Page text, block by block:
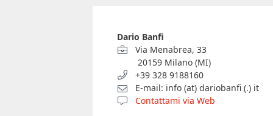
Dario Banfi
Via Menabrea, 33
20159 Milano (MI)
+39 328 9188160
E-mail: info (at) dariobanfi (.) it
Contattami via Web